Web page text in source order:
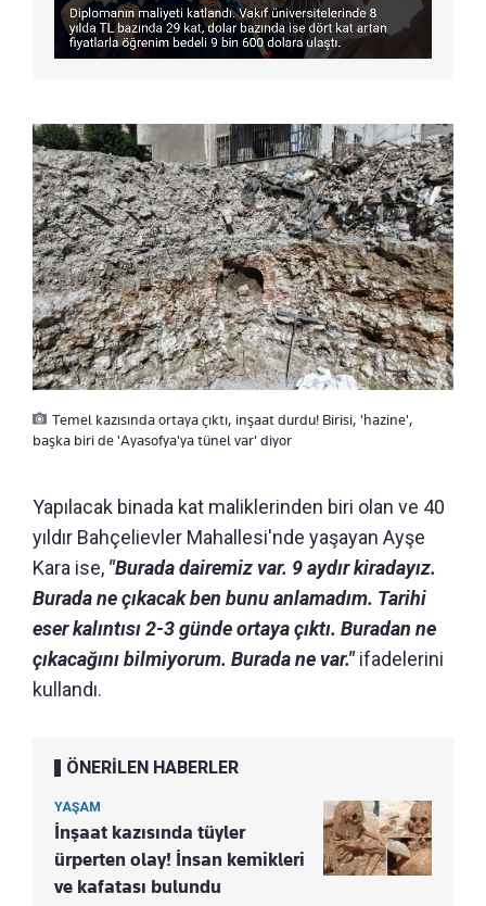
Temel kazısında ortaya çıktı, inşaat durdu! Birisi, 'hazine',
başka biri de 'Ayasofya'ya tünel var' diyor
Yapılacak binada kat maliklerinden biri olan ve 40
yıldır Bahçelievler Mahallesi'nde yaşayan Ayşe
Kara ise, "Burada dairemiz var. 9 aydır kiradayız.
Burada ne çıkacak ben bunu anlamadım. Tarihi
eser kalıntısı 2-3 günde ortaya çıktı. Buradan ne
çıkacağını bilmiyorum. Burada ne var."ifadelerini
kullandı.
ÖNERİLEN HABERLER
YAŞAM
İnşaat kazısında tüyler
ürperten olay! İnsan kemikleri
ve kafatası bulundu